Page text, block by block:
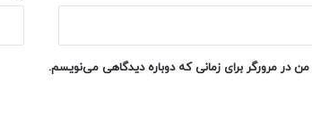
در مرورگر برای زمانی که دوباره دیدگاهی می‌نویسم.